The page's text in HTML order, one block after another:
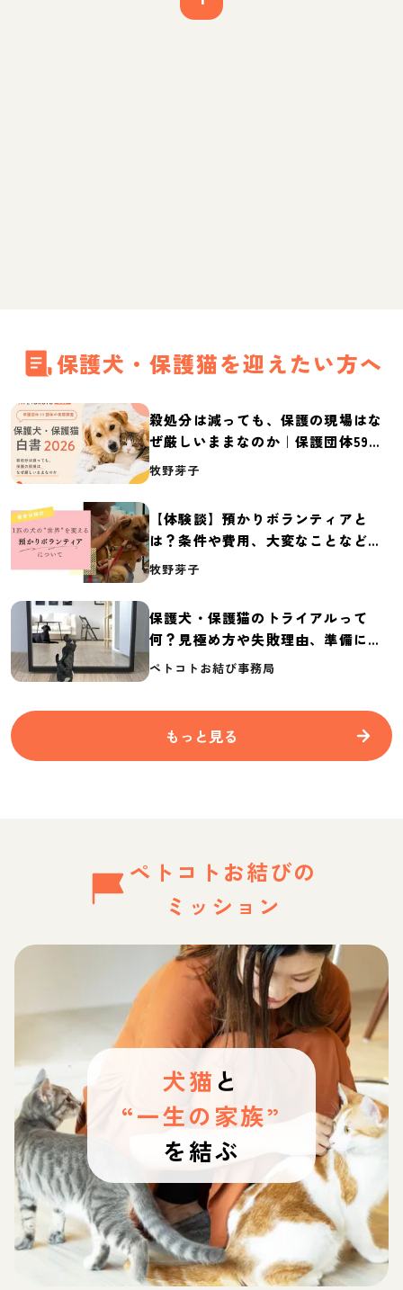
保護犬・保護猫を迎えたい方へ
殺処分は減っても、保護の現場はな
ぜ厳しいままなのか｜保護団体59団
体の実態調査【保護犬・保護猫白書
牧野芽子
【体験談】預かりボランティアと
は？条件や費用、大変なことなど紹
介
牧野芽子
保護犬・保護猫のトライアルって
何？見極め方や失敗理由、準備に必
要なものを紹介
ペトコトお結び事務局
もっと見る
ペトコトお結びの
ミッション
犬猫 と
“一生の家族”
を結ぶ